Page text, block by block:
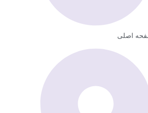
اصلی